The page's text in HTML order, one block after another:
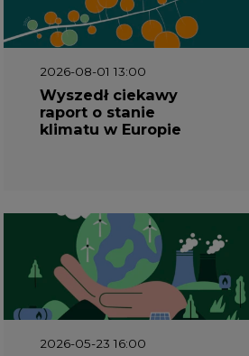
2026-08-01 13:00
Wyszedł ciekawy
raport o stanie
klimatu w Europie
2026-05-23 16:00